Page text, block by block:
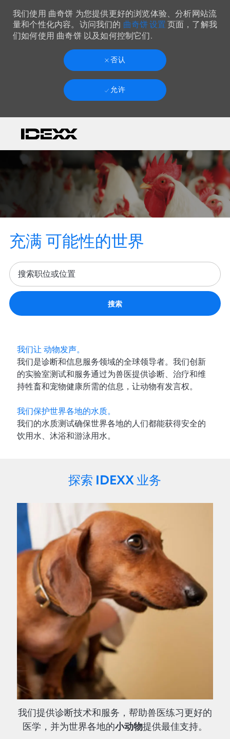
我们使用 曲奇饼 为您提供更好的浏览体验、分析网站流
量和个性化内容。访问我们的 曲奇饼 设置 页面，了解我
们如何使用 曲奇饼 以及如何控制它们.
否认
允许
充满 可能性的世界
搜索
我们让 动物发声。
我们是诊断和信息服务领域的全球领导者。我们创新
的实验室测试和服务通过为兽医提供诊断、治疗和维
持牲畜和宠物健康所需的信息，让动物有发言权。
我们保护世界各地的水质。
我们的水质测试确保世界各地的人们都能获得安全的
饮用水、沐浴和游泳用水。
探索 IDEXX 业务
我们提供诊断技术和服务，帮助兽医练习更好的
医学，并为世界各地的小动物提供最佳支持。